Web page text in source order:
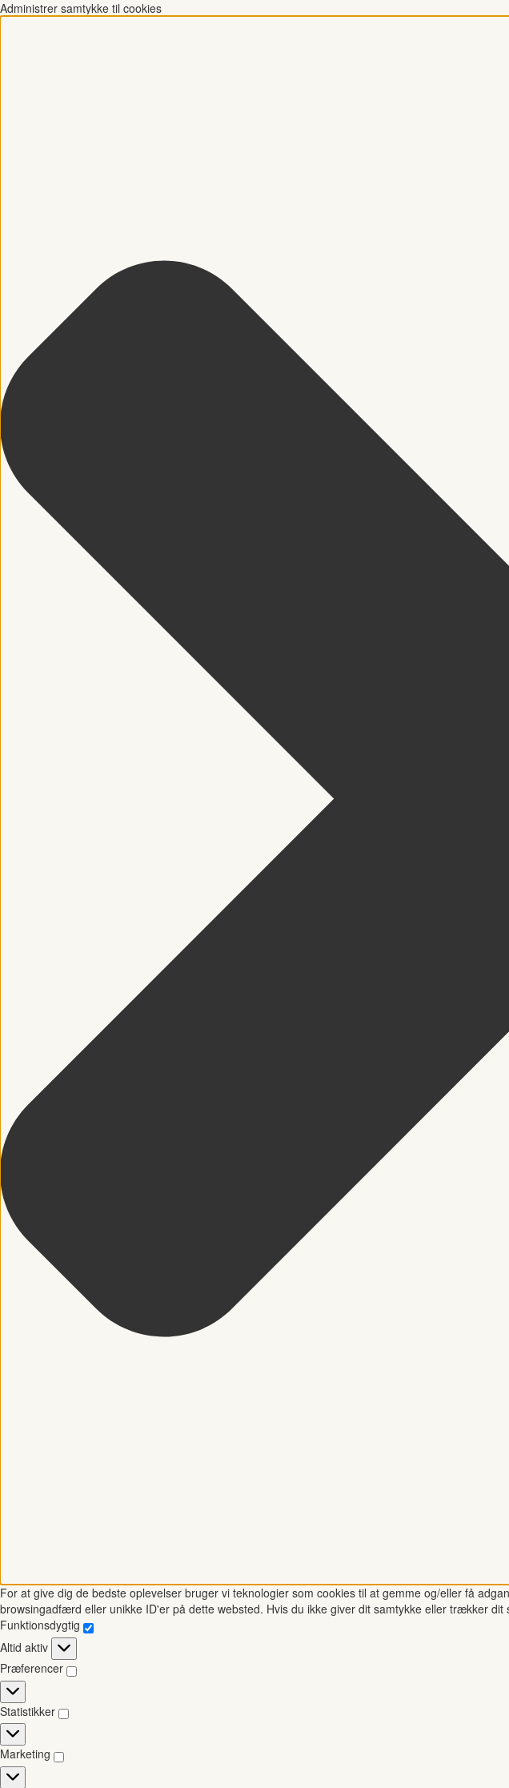
Administrer samtykke til cookies
For at give dig de bedste oplevelser bruger vi teknologier som cookies til at gemme og/eller få
browsingadfærd eller unikke ID'er på dette websted. Hvis du ikke giver dit samtykke eller trækker
Funktionsdygtig
Funktionsdygtig
Altid aktiv
Præferencer
Præferencer
Statistikker
Statistikker
Marketing
Marketing